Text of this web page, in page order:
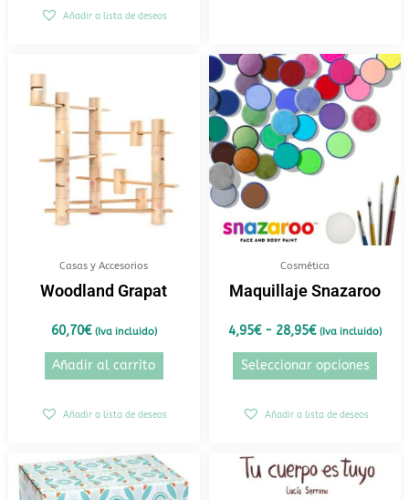
Añadir a lista de deseos
Casas y Accesorios
Woodland Grapat
60,70€ (Iva incluido)
Añadir al carrito
Añadir a lista de deseos
Cosmética
Maquillaje Snazaroo
4,95€ - 28,95€
Rango
de
precios:
desde
4,95€
hasta
28,95€
(Iva incluido)
Seleccionar opciones
Este
tiene
Las
se
Añadir a lista de deseos